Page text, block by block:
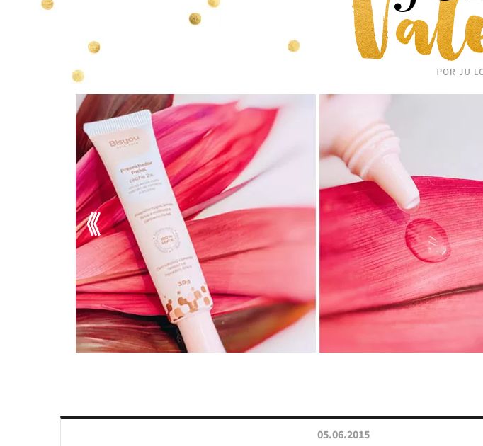
05.06.2015